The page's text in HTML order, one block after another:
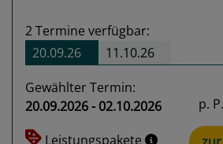
2Termine verfügbar:
20.09.26
11.10.26
Gewählter Termin:
20.09.2026 - 02.10.2026
Leistungspakete
p. P.